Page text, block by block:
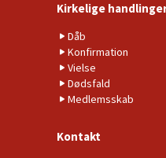
Kirkelige
Dåb
Konfirmation
Vielse
Dødsfald
Medlemsskab
Kontakt